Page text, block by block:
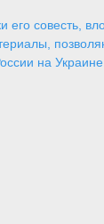
его совесть,
на Украине.